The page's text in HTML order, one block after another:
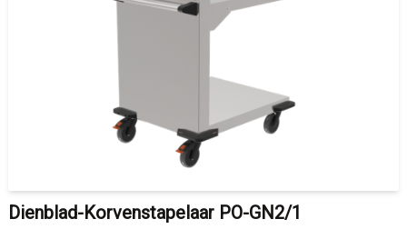
Dienblad-Korvenstapelaar PO-GN2/1